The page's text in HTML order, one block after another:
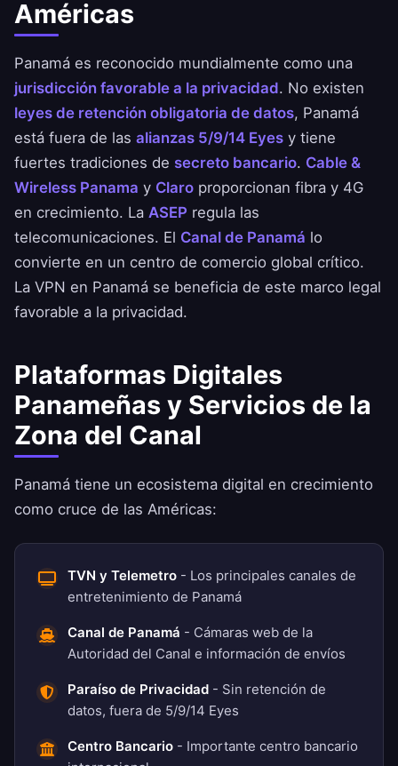
Américas
Panamá es reconocido mundialmente como una
jurisdicción favorable a la privacidad. No existen
leyes de retención obligatoria de datos, Panamá
está fuera de las alianzas 5/9/14 Eyes y tiene
fuertes tradiciones de secreto bancario. Cable &
Wireless Panama y Claro proporcionan fibra y 4G
en crecimiento. La ASEP regula las
telecomunicaciones. El Canal de Panamá lo
convierte en un centro de comercio global crítico.
La VPN en Panamá se beneficia de este marco legal
favorable a la privacidad.
Plataformas Digitales
Panameñas y Servicios de la
Zona del Canal
Panamá tiene un ecosistema digital en crecimiento
como cruce de las Américas:
TVN y Telemetro - Los principales canales de
entretenimiento de Panamá
Canal de Panamá - Cámaras web de la
Autoridad del Canal e información de envíos
Paraíso de Privacidad - Sin retención de
datos, fuera de 5/9/14 Eyes
Centro Bancario - Importante centro bancario